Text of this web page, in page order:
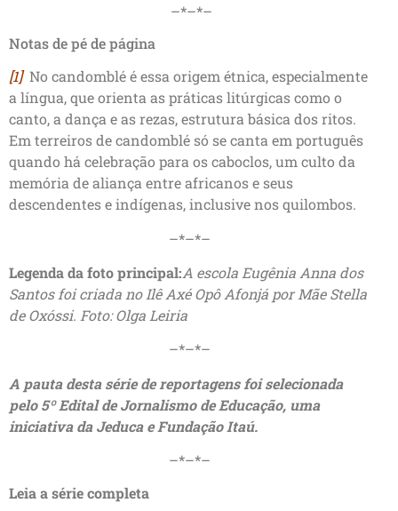
–*–*–
Notas de pé de página
[1] No candomblé é essa origem étnica, especialmente
a língua, que orienta as práticas litúrgicas como o
canto, a dança e as rezas, estrutura básica dos ritos.
Em terreiros de candomblé só se canta em português
quando há celebração para os caboclos, um culto da
memória de aliança entre africanos e seus
descendentes e indígenas, inclusive nos quilombos.
–*–*–
Legenda da foto principal:A escola Eugênia Anna dos
Santos foi criada no Ilê Axé Opô Afonjá por Mãe Stella
de Oxóssi. Foto: Olga Leiria
–*–*–
A pauta desta série de reportagens foi selecionada
pelo 5º Edital de Jornalismo de Educação, uma
iniciativa da Jeduca e Fundação Itaú.
–*–*–
Leia a série completa